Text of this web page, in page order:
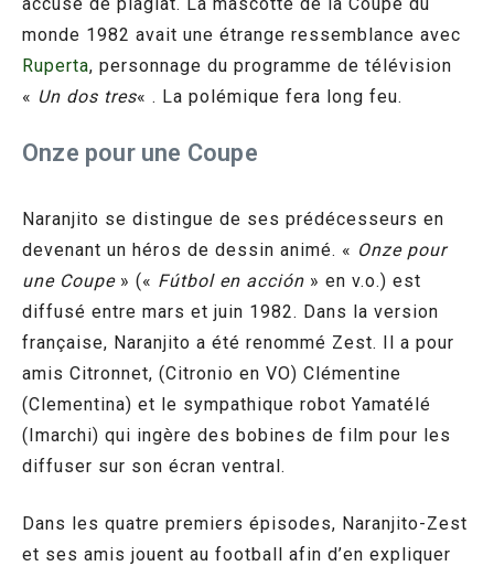
monde 1982 avait une étrange ressemblance avec
Ruperta, personnage du programme de télévision
« Un dos tres« . La polémique fera long feu.
Onze pour une Coupe
Naranjito se distingue de ses prédécesseurs en
devenant un héros de dessin animé. « Onze pour
une Coupe» (« Fútbol en acción » en v.o.) est
diffusé entre mars et juin 1982. Dans la version
française, Naranjito a été renommé Zest. Il a pour
amis Citronnet, (Citronio en VO) Clémentine
(Clementina) et le sympathique robot Yamatélé
(Imarchi) qui ingère des bobines de film pour les
diffuser sur son écran ventral.
Dans les quatre premiers épisodes, Naranjito-Zest
et ses amis jouent au football afin d’en expliquer